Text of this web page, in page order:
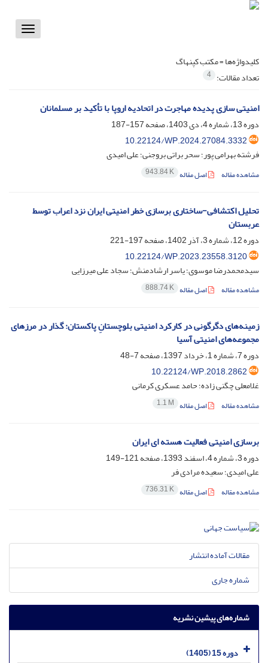
Toggle
کلیدواژه‌ها =مکتب کپنهاگ
تعداد مقالات: 4
امنیتی سازی پدیده مهاجرت در اتحادیه اروپا با تأکید بر مسلمانان
دوره 13، شماره 4، دی 1403، صفحه
157-187
10.22124/WP.2024.27084.3332
فرشته بهرامی پور؛ سحر براتی بروجنی؛ علی امیدی
مشاهده مقاله اصل مقاله 943.84 K
تحلیل اکتشافی-ساختاری برسازی خطر امنیتی ایران نزد اعراب توسط
عربستان
دوره 12، شماره 3، آذر 1402، صفحه
197-221
10.22124/WP.2023.23558.3120
سیدمحمدرضا موسوی؛ یاسر ارشادمنش؛ سجاد علی میرزایی
مشاهده مقاله اصل مقاله 888.74 K
زمینه‌های دگرگونی در کارکرد امنیتی بلوچستانِ پاکستان: گذار در مرزهای
مجموعه‌های امنیتی آسیا
دوره 7، شماره 1، خرداد 1397، صفحه
7-48
10.22124/WP.2018.2862
غلامعلی چگنی زاده؛ حامد عسکری کرمانی
مشاهده مقاله اصل مقاله 1.1 M
برسازی امنیتی فعالیت هسته ای ایران
دوره 3، شماره 4، اسفند 1393، صفحه
121-149
علی امیدی؛ سعیده مرادی فر
مشاهده مقاله اصل مقاله 736.31 K
مقالات آماده انتشار
شماره جاری
شماره‌های پیشین نشریه
دوره 15 (1405)